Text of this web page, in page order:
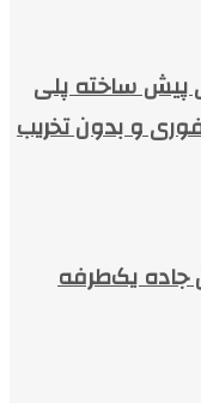
پیش ساخته پلی
و بدون تخریب
این جاده یک‌طرفه